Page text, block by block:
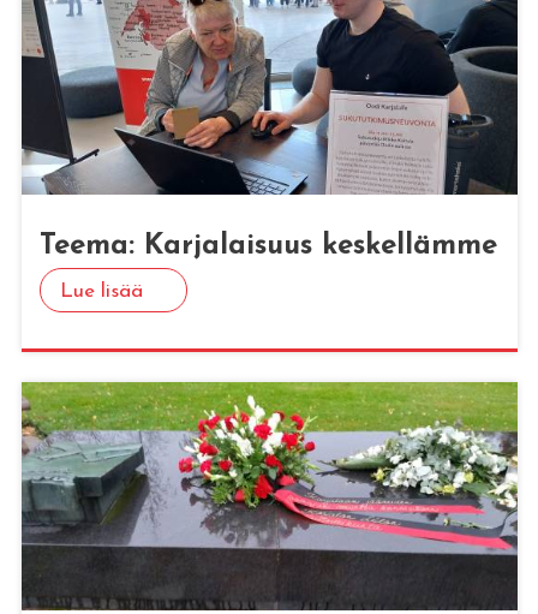
Teema: Kar­ja­lai­suus kes­kel­läm­me
Lue lisää